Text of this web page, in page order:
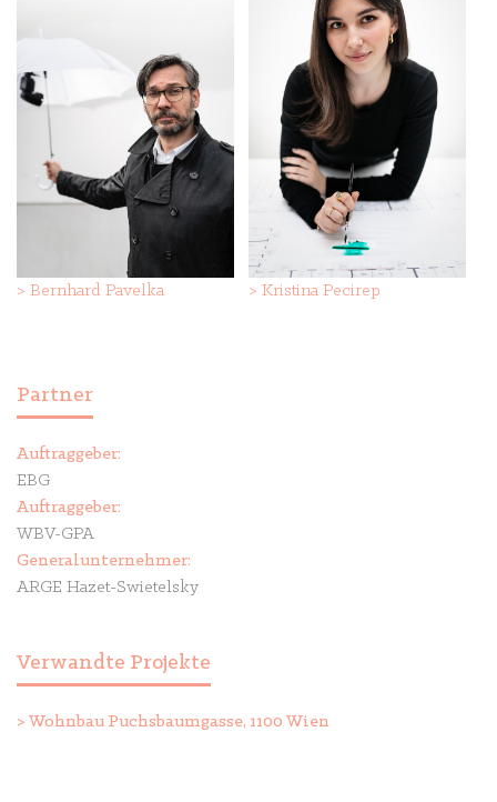
> Bernhard Pavelka > Kristina Pecirep
Partner
Auftraggeber:
EBG
Auftraggeber:
WBV-GPA
Generalunternehmer:
ARGE Hazet-Swietelsky
Verwandte Projekte
> Wohnbau Puchsbaumgasse, 1100 Wien